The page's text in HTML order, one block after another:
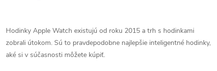
Hodinky Apple Watch existujú od roku 2015 a trh s hodinkami
zobrali útokom. Sú to pravdepodobne najlepšie inteligentné hodinky,
aké si v súčasnosti môžete kúpiť.